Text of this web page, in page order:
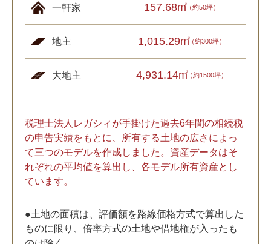
一軒家 157.68m2（約50坪）
地主 1,015.29m2（約300坪）
大地主 4,931.14m2（約1500坪）
税理士法人レガシィが手掛けた過去6年間の相続税
の申告実績をもとに、所有する土地の広さによっ
て三つのモデルを作成しました。資産データはそ
れぞれの平均値を算出し、各モデル所有資産とし
ています。
●土地の面積は、評価額を路線価格方式で算出した
ものに限り、倍率方式の土地や借地権が入ったも